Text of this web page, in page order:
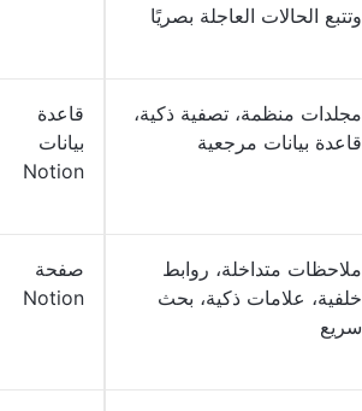
وتتبع الحالات العاجلة بصريًا
مجلدات منظمة، تصفية ذكية،
قاعدة بيانات مرجعية
قاعدة
بيانات
Notion
ملاحظات متداخلة، روابط
خلفية، علامات ذكية، بحث
سريع
صفحة
Notion